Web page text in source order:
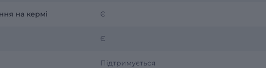
на кермі Є
Є
Підтримується